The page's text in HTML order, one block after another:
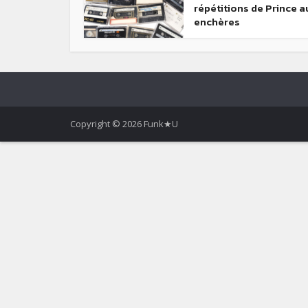
répétitions de Prince
enchères
Copyright © 2026 Funk★U